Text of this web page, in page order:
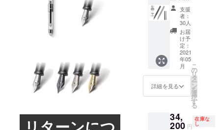
選びい
ただけ
ます。
※ニブの
サイズ
は４種
類から
お選び
いただ
けま
皆様の
応援購
り量産
効率が
向上し
使用部
材の供
給状
況、製
造工程
上の都
合等に
より出
荷時期
る場合
があり
けま
す。 ※
皆様の
応援購
入によ
り量産
効率が
向上し
た場
合、正
規販売
より下
がる可
F）
※stilfor
m INK
Titaniu
m（万
年筆：
チタ
ン）の
カラー
は２色
からお
※ペンの
サイズ
割】
stilform
INK
Titaniu
m（チ
タン万
年筆）
stilform
INK
Titaniu
m（万
年筆：
チタ
（販売
予定価
支援
者：
30人
お届
け予
定：
2021
年05
月
詳細を見る
こ
の
リ
タ
ー
ン
を
選
択
す
る
34,
200 円
在庫な
し